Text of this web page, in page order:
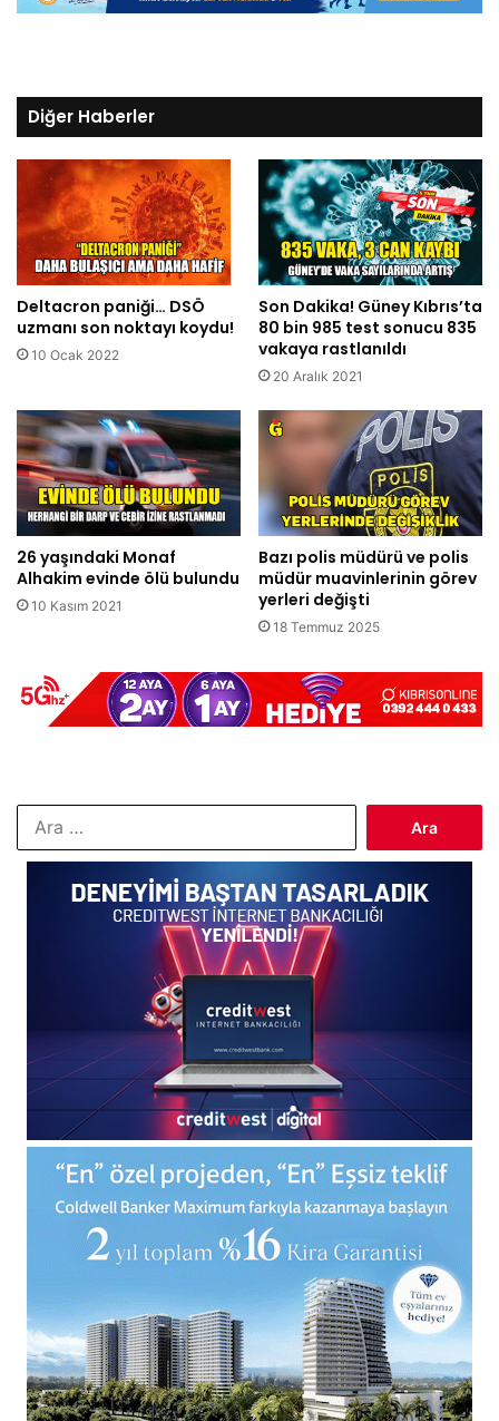
Diğer Haberler
Deltacron paniği… DSÖ
uzmanı son noktayı koydu!
10 Ocak 2022
Son Dakika! Güney Kıbrıs’ta
80 bin 985 test sonucu 835
vakaya rastlanıldı
20 Aralık 2021
26 yaşındaki Monaf
Alhakim evinde ölü bulundu
10 Kasım 2021
Bazı polis müdürü ve polis
müdür muavinlerinin görev
yerleri değişti
18 Temmuz 2025